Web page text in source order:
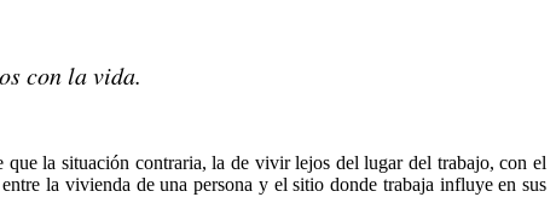
con la vida.
la situación contraria, la de vivir lejos del lugar del trabajo, con el
la vivienda de una persona y el sitio donde trabaja influye en sus